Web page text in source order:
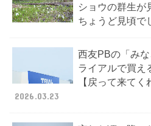
ショウの群生が
ちょうど見頃で
西友PBの「み
ライアルで買え
【戻って来てく
2026.03.23